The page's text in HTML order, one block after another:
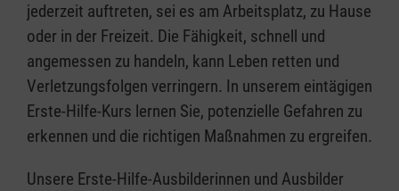
jederzeit auftreten, sei es am Arbeitsplatz, zu Hause
oder in der Freizeit. Die Fähigkeit, schnell und
angemessen zu handeln, kann Leben retten und
Verletzungsfolgen verringern. In unserem eintägigen
Erste-Hilfe-Kurs lernen Sie, potenzielle Gefahren zu
erkennen und die richtigen Maßnahmen zu ergreifen.
Unsere Erste-Hilfe-Ausbilderinnen und Ausbilder